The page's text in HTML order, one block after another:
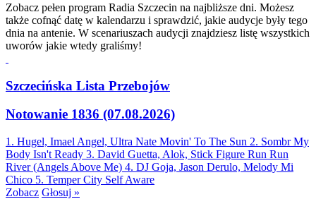
Zobacz pełen program Radia Szczecin na najbliższe dni. Możesz
także cofnąć datę w kalendarzu i sprawdzić, jakie audycje były tego
dnia na antenie. W scenariuszach audycji znajdziesz listę wszystkich
uworów jakie wtedy graliśmy!
Szczecińska Lista Przebojów
Notowanie 1836 (07.08.2026)
1. Hugel, Imael Angel, Ultra Nate Movin' To The Sun 2. Sombr My
Body Isn't Ready 3. David Guetta, Alok, Stick Figure Run Run
River (Angels Above Me) 4. DJ Goja, Jason Derulo, Melody Mi
Chico 5. Temper City Self Aware
Zobacz Głosuj »